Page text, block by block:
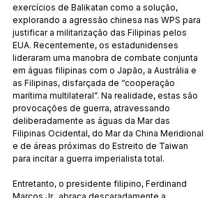
exercícios de Balikatan como a solução,
explorando a agressão chinesa nas WPS para
justificar a militarização das Filipinas pelos
EUA. Recentemente, os estadunidenses
lideraram uma manobra de combate conjunta
em águas filipinas com o Japão, a Austrália e
as Filipinas, disfarçada de “cooperação
marítima multilateral”. Na realidade, estas são
provocações de guerra, atravessando
deliberadamente as águas da Mar das
Filipinas Ocidental, do Mar da China Meridional
e de áreas próximas do Estreito de Taiwan
para incitar a guerra imperialista total.
Entretanto, o presidente filipino, Ferdinand